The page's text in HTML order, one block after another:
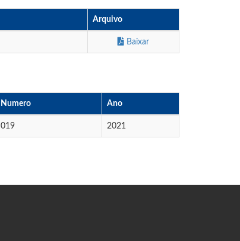
Arquivo
Baixar
Numero Ano
019 2021